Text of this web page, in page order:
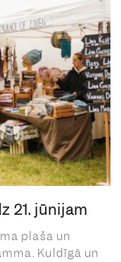
21. jūnijam
plaša un
Kuldīgā un